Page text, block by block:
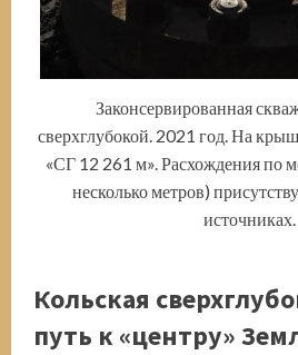
Законсервированная
сверхглубокой. 2021 год. На
«СГ 12 261 м». Расхождения по
несколько метров)
источниках.
Кольская
путь к «центру»